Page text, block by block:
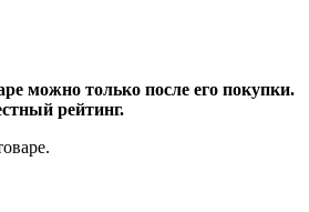
можно только после его покупки.
рейтинг.